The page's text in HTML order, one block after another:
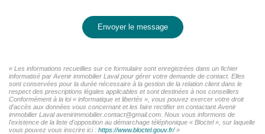
Envoyer le message
« Les informations recueillies sur ce formulaire sont enregistrées dans un fichier
informatisé par Avenir immobilier Laval pour gérer votre demande de contact. Elles
sont conservées pour la durée nécessaire à la gestion de la relation client dans le
respect des prescriptions légales applicables et sont destinées à nos conseillers
Conformément à la loi « informatique et libertés », vous pouvez exercer votre droit
d'accès aux données vous concernant et les faire rectifier en contactant Avenir
immobilier Laval avenirimmobilier.contact@gmail.com. Nous vous informons de
l'existence de la liste d'opposition au démarchage téléphonique « Bloctel », sur laquelle
vous pouvez vous inscrire ici : https://www.bloctel.gouv.fr/»